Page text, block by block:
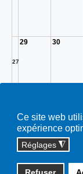
Ce site web
expérience
Réglages ◮
27
29 30
Copyright © 2026